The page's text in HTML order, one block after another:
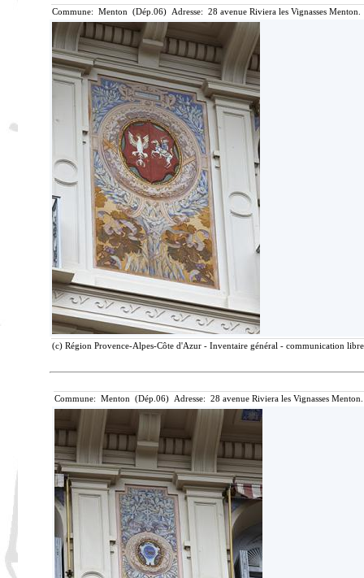
Commune: Menton (Dép.06) Adresse: 28 avenue Riviera les Vignasses
(c) Région Provence-Alpes-Côte d'Azur - Inventaire général - communication
Commune: Menton (Dép.06) Adresse: 28 avenue Riviera les Vignasses